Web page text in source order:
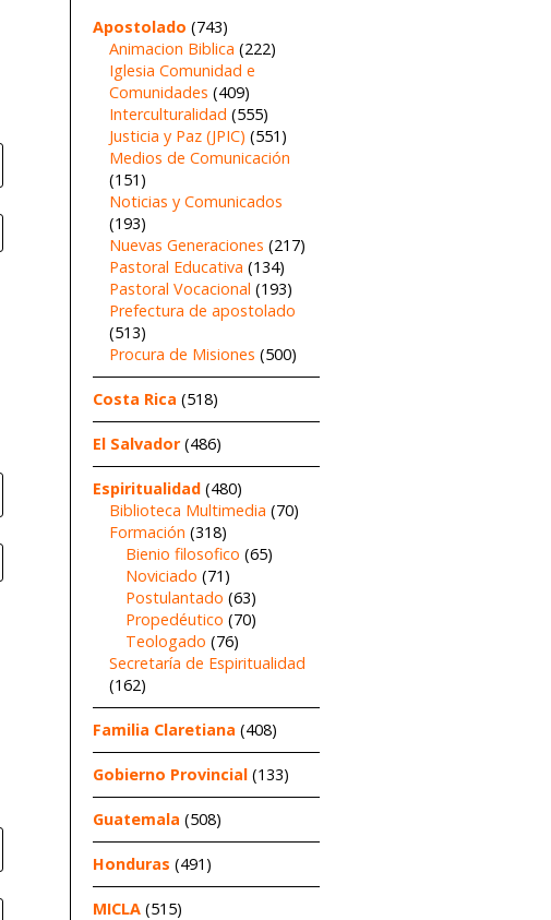
Apostolado (743)
Animacion Biblica (222)
Iglesia Comunidad e
Comunidades (409)
Interculturalidad (555)
Justicia y Paz (JPIC) (551)
Medios de Comunicación
(151)
Noticias y Comunicados
(193)
Nuevas Generaciones (217)
Pastoral Educativa (134)
Pastoral Vocacional (193)
Prefectura de apostolado
(513)
Procura de Misiones (500)
Costa Rica (518)
El Salvador(486)
Espiritualidad (480)
Biblioteca Multimedia (70)
Formación (318)
Bienio filosofico (65)
Noviciado (71)
Postulantado (63)
Propedéutico (70)
Teologado (76)
Secretaría de Espiritualidad
(162)
Familia Claretiana (408)
Gobierno Provincial (133)
Guatemala (508)
Honduras (491)
MICLA (515)